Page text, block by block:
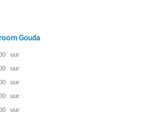
Gouda
uur
uur
uur
uur
uur